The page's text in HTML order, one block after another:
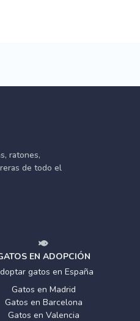
ratones,
de todo el
EN ADOPCIÓN
gatos en España
Gatos en Madrid
Gatos en Barcelona
Gatos en Valencia